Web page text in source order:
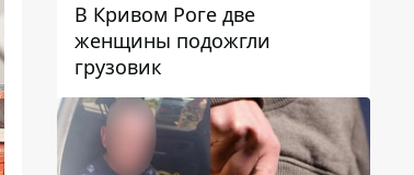
В Кривом Роге две
женщины подожгли
грузовик